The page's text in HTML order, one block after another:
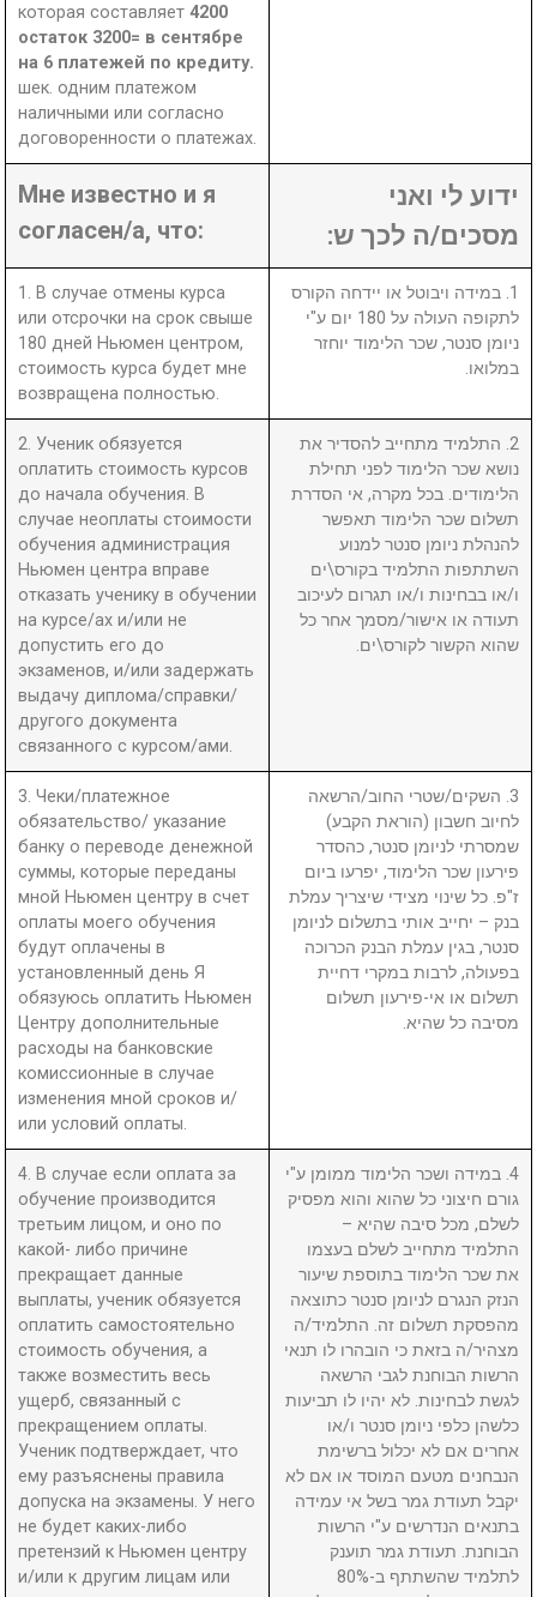
которая составляет4200
остаток 3200= в сентябре
на 6 платежей по кредиту.
шек. одним платежом
наличными или согласно
договоренности о платежах.
Мне известно и я
согласен/а, что:
ידוע לי ואני
מסכים/ה לכך ש:
1. В случае отмены курса
или отсрочки на срок свыше
180 дней Ньюмен центром,
стоимость курса будет мне
возвращена полностью.
1. במידה ויבוטל או יידחה הקורס
לתקופה העולה על 180 יום ע"י
ניומן סנטר, שכר הלימוד יוחזר
במלואו.
2. Ученик обязуется
оплатить стоимость курсов
до начала обучения. В
случае неоплаты стоимости
обучения администрация
Ньюмен центра вправе
отказать ученику в обучении
на курсе/ах и/или не
допустить его до
экзаменов, и/или задержать
выдачу диплома/справки/
другого документа
связанного с курсом/ами.
2. התלמיד מתחייב להסדיר את
נושא שכר הלימוד לפני תחילת
הלימודים. בכל מקרה, אי הסדרת
תשלום שכר הלימוד תאפשר
להנהלת ניומן סנטר למנוע
השתתפות התלמיד בקורס\ים
ו/או בבחינות ו/או תגרום לעיכוב
תעודה או אישור/מסמך אחר כל
שהוא הקשור לקורס\ים.
3. Чеки/платежное
обязательство/ указание
банку о переводе денежной
суммы, которые переданы
мной Ньюмен центру в счет
оплаты моего обучения
будут оплачены в
установленный день Я
обязуюсь оплатить Ньюмен
Центру дополнительные
расходы на банковские
комиссионные в случае
изменения мной сроков и/
или условий оплаты.
3. השקים/שטרי החוב/הרשאה
לחיוב חשבון (הוראת הקבע)
שמסרתי לניומן סנטר, כהסדר
פירעון שכר הלימוד, יפרעו ביום
ז"פ. כל שינוי מצידי שיצריך עמלת
בנק – יחייב אותי בתשלום לניומן
סנטר, בגין עמלת הבנק הכרוכה
בפעולה, לרבות במקרי דחיית
תשלום או אי-פירעון תשלום
מסיבה כל שהיא.
4. В случае если оплата за
обучение производится
третьим лицом, и оно по
какой- либо причине
прекращает данные
выплаты, ученик обязуется
оплатить самостоятельно
стоимость обучения, а
также возместить весь
ущерб, связанный с
прекращением оплаты.
Ученик подтверждает, что
ему разъяснены правила
допуска на экзамены. У него
не будет каких-либо
претензий к Ньюмен центру
и/или к другим лицам или
4. במידה ושכר הלימוד ממומן ע"י
גורם חיצוני כל שהוא והוא מפסיק
לשלם, מכל סיבה שהיא –
התלמיד מתחייב לשלם בעצמו
את שכר הלימוד בתוספת שיעור
הנזק הנגרם לניומן סנטר כתוצאה
מהפסקת תשלום זה. התלמיד/ה
מצהיר/ה בזאת כי הובהרו לו תנאי
הרשות הבוחנת לגבי הרשאה
לגשת לבחינות. לא יהיו לו תביעות
כלשהן כלפי ניומן סנטר ו/או
אחרים אם לא יכלול ברשימת
הנבחנים מטעם המוסד או אם לא
יקבל תעודת גמר בשל אי עמידה
בתנאים הנדרשים ע"י הרשות
הבוחנת. תעודת גמר תוענק
לתלמיד שהשתתף ב-80%